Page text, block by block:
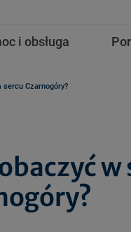
i obsługa
Czarnogóry?